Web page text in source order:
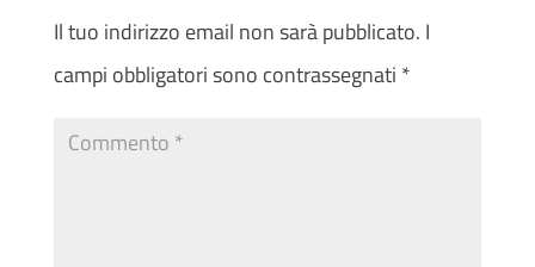
Il tuo indirizzo email non sarà pubblicato. I
campi obbligatori sono contrassegnati *